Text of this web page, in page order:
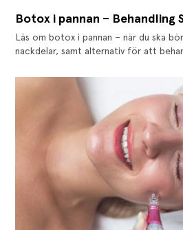
Botox i pannan – Behandling
Läs om botox i pannan – när du ska
nackdelar, samt alternativ för att